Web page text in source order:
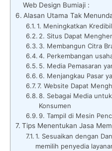
Web Design Bumiaji :
Alasan Utama Tak
1. Meningkatkan
2. Situs Dapat
3. Membangun Citra
4. Perkembangan
5. Media Pemasaran
6. Menjangkau Pasar
7. Website Dapat
8. Sebagai Media
Konsumen
9. Tampil di Mesin
Tips Menentukan Jasa
1. Sesuaikan dengan
memilih penyedia